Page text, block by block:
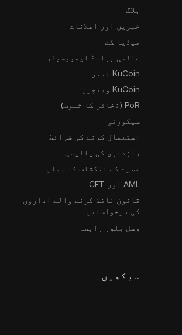
بلاگ
خبریں اور اعلانات
میڈیا کٹ
عالمی برانڈ ایمبیسیڈر
KuCoin لیبز
KuCoin وینچرز
PoR (ذخائر کا ثبوت)
سیکورٹی
استعمال کرنے کی شرائط
رازداری کی پالیسی
خطرے کے انکشاف کا بیان
AML اور CFT
قانون نافذ کرنے والے اداروں
کی درخواستیں۔
وسل بلور رابطہ
سیکھیں۔